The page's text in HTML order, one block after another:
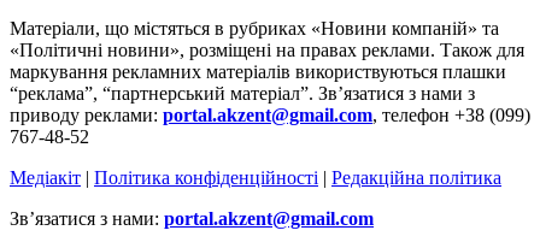
Матеріали, що містяться в рубриках «Новини компаній» та
«Політичні новини», розміщені на правах реклами. Також для
маркування рекламних матеріалів використвуються плашки
“реклама”, “партнерський матеріал”. Зв’язатися з нами з
приводу реклами: portal.akzent@gmail.com, телефон +38 (099)
767-48-52
Медіакіт | Політика конфіденційності | Редакційна політика
Зв’язатися з нами: portal.akzent@gmail.com